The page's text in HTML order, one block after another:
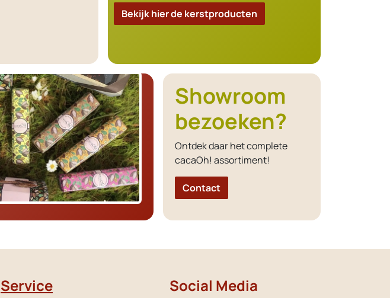
Showroom
bezoeken?
Ontdek daar het complete
cacaOh! assortiment!
Contact
Bekijk hier de kerstproducten
Service Social Media